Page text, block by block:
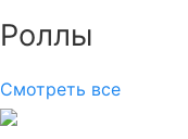
Роллы
Смотреть все